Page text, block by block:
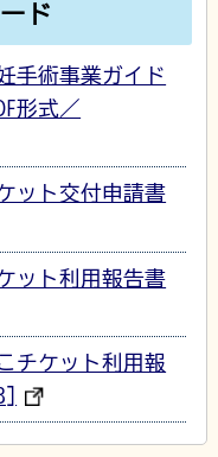
ド
手術事業ガイド
形式／
ット交付申請書
ット利用報告書
チケット利用報